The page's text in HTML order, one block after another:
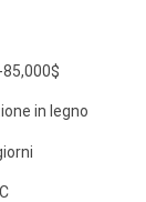
in legno